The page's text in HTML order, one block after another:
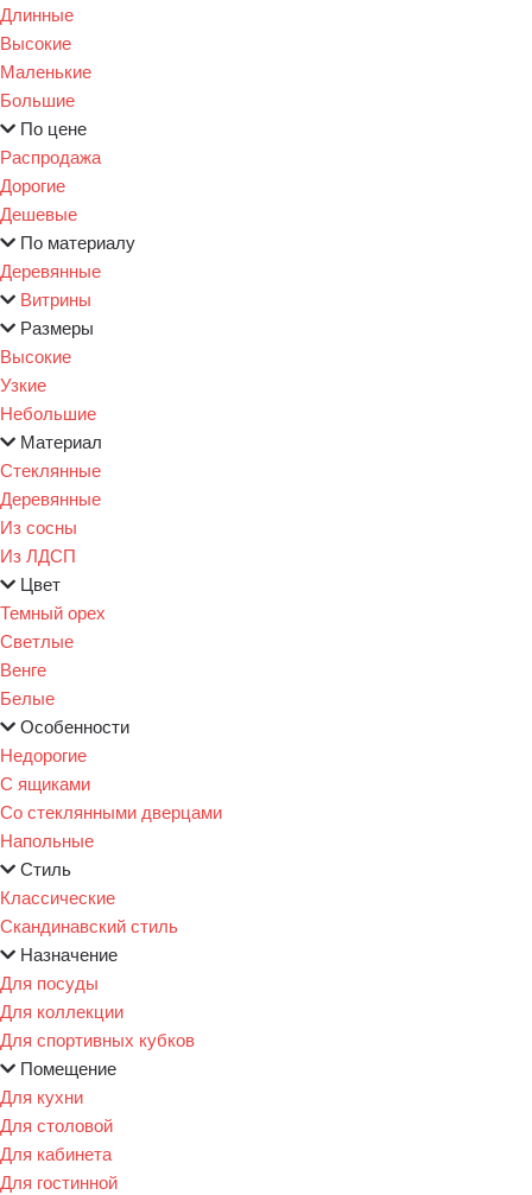
Длинные
Высокие
Маленькие
Большие
По цене
Распродажа
Дорогие
Дешевые
По материалу
Деревянные
Витрины
Размеры
Высокие
Узкие
Небольшие
Материал
Стеклянные
Деревянные
Из сосны
Из ЛДСП
Цвет
Темный орех
Светлые
Венге
Белые
Особенности
Недорогие
С ящиками
Со стеклянными дверцами
Напольные
Стиль
Классические
Скандинавский стиль
Назначение
Для посуды
Для коллекции
Для спортивных кубков
Помещение
Для кухни
Для столовой
Для кабинета
Для гостинной